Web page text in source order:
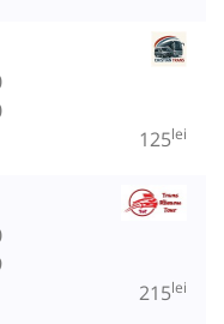
125lei
215lei